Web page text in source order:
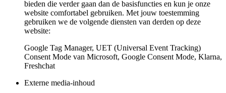
bieden die verder gaan dan de basisfuncties en kun je onze
website comfortabel gebruiken. Met jouw toestemming
gebruiken we de volgende diensten van derden op deze
website:
Google Tag Manager, UET (Universal Event Tracking)
Consent Mode van Microsoft, Google Consent Mode, Klarna,
Freshchat
Externe media-inhoud